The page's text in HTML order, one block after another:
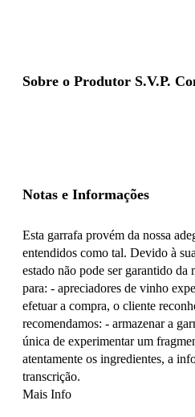
Sobre o Produtor S.V.P.
Notas e Informações
Esta garrafa provém da nossa
entendidos como tal. Devido à
estado não pode ser garantido da
para: - apreciadores de vinho
efetuar a compra, o cliente
recomendamos: - armazenar a
única de experimentar um
atentamente os ingredientes, a
transcrição.
Mais Info